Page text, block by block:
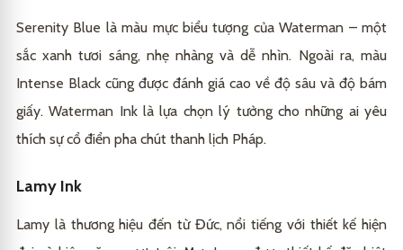
Serenity Blue là màu mực biểu tượng của Waterman – một
sắc xanh tươi sáng, nhẹ nhàng và dễ nhìn. Ngoài ra, màu
Intense Black cũng được đánh giá cao về độ sâu và độ bám
giấy. Waterman Ink là lựa chọn lý tưởng cho những ai yêu
thích sự cổ điển pha chút thanh lịch Pháp.
Lamy Ink
Lamy là thương hiệu đến từ Đức, nổi tiếng với thiết kế hiện